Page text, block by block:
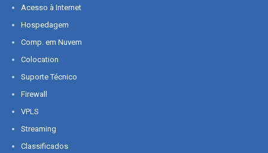
Acesso à Internet
Hospedagem
Comp. em Nuvem
Colocation
Suporte Técnico
Firewall
VPLS
Streaming
Classificados